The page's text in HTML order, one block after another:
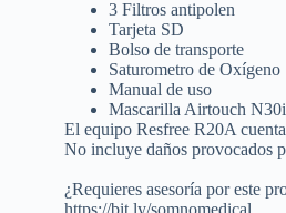
3 Filtros antipolen
Tarjeta SD
Bolso de transporte
Saturometro de Oxígeno
Manual de uso
Mascarilla Airtouch N30i
El equipo Resfree R20A
No incluye daños provocados
¿Requieres asesoría por este
https://bit.ly/somnomedical